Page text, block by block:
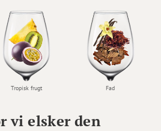
vi elsker den
Tropisk frugt Fad